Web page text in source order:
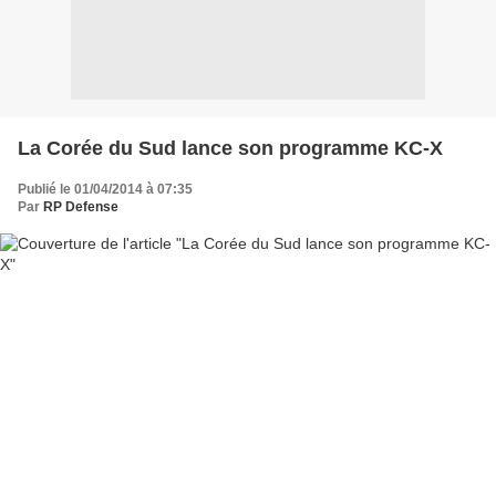
La Corée du Sud lance son programme KC-X
Publié le 01/04/2014 à 07:35
Par RP Defense